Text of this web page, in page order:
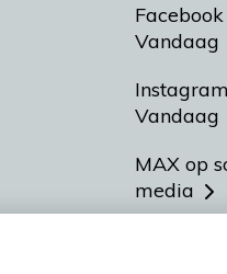
Vandaag
Vandaag
MAX op
media